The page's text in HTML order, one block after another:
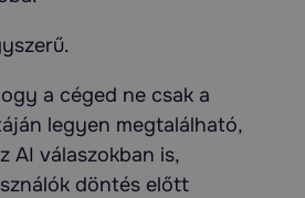
a céged ne csak a
legyen megtalálható,
AI válaszokban is,
döntés előtt